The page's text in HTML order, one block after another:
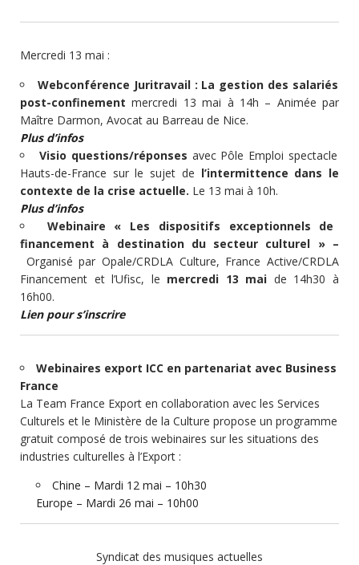
Mercredi 13 mai :
Webconférence Juritravail : La gestion des salariés
post-confinementmercredi 13 mai à 14h – Animée par
Maître Darmon, Avocat au Barreau de Nice.
Plus d’infos
Visio questions/réponses avec Pôle Emploi spectacle
Hauts-de-France sur le sujet de l’intermittence dans le
contexte de la crise actuelle. Le 13 mai à 10h.
Plus d’infos
Webinaire « Les dispositifs exceptionnels de
financement à destination du secteur culturel » –
Organisé par Opale/CRDLA Culture, France Active/CRDLA
Financement et l’Ufisc, le mercredi 13 mai de 14h30 à
16h00.
Lien pour s’inscrire
Webinaires export ICC en partenariat avec Business
France
La Team France Export en collaboration avec les Services
Culturels et le Ministère de la Culture propose un programme
gratuit composé de trois webinaires sur les situations des
industries culturelles à l’Export :
Chine – Mardi 12 mai – 10h30
Europe – Mardi 26 mai – 10h00
Syndicat des musiques actuelles